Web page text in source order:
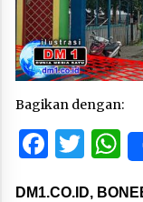
Bagikan dengan:
DM1.CO.ID,